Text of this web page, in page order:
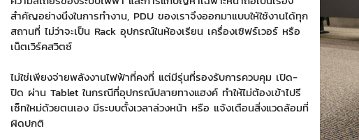
สำคัญอย่างนึงในการทำงาน, PDU ของเราจึงออกมาแบบให้ใช้งานได้ทุก
สถานที่ ไม่ว่าจะเป็น Rack อุปกรณ์ในห้องเรียน เครื่องเซิฟร์เวอร์ หรือ
เน็ตเวิร์คสวิตซ์
ไม่ใช่เพียงจ่ายพลังงานไฟฟ้าที่คงที่ แต่มีรุ่นที่รองรับการควบคุม เปิด-
ปิด ผ่าน Tablet ในกรณีที่อุปกรณ์ปลายทางแฮงค์ ทำให้ไม่ต้องเข้าไปรี
เซ็ทใหม่ด้วยตนเอง มีระบบตั้งเวลาล่วงหน้า หรือ แจ้งเตือนสิ่งแวดล้อมที่
ผิดปกติ